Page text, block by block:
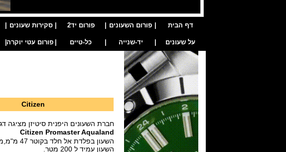
דף הבית פורום השעונים פורום יד2 סקירות שעונים
על שעונים יד-שנייה כל-טיים פורום עטי יוקרה
Citizen
חברת השעונים היפנית סיטיזן מציגה
Citizen Promaster Aqualand
השעון בפלדת אל חלד בקוטר 47 מ"מ,מינרל קריסטל עם שסתום הליום.
השעון עמיד ל 200 מטר.